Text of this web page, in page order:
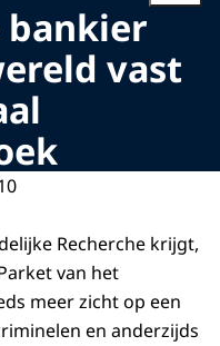
vast
Recherche krijgt,
van het
meer zicht op een
en anderzijds